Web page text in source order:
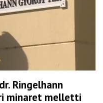
Ringelhann
minaret melletti